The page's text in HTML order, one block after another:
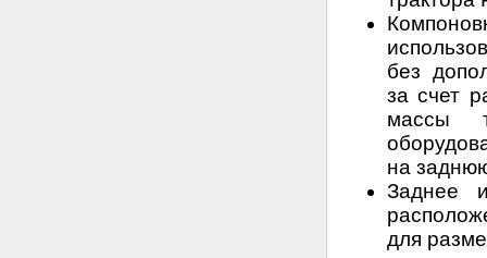
без
за счет
массы
на
Заднее
для